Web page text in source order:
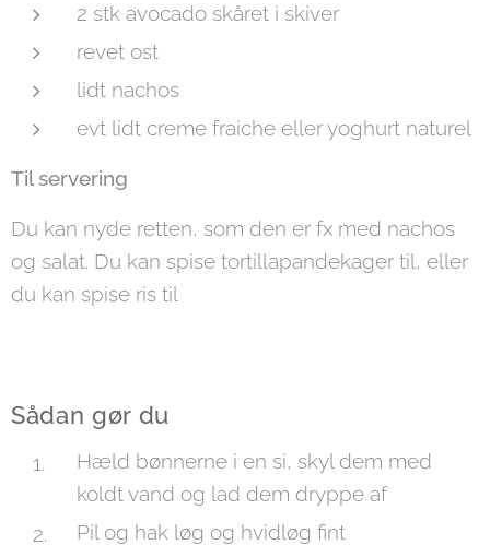
2 stk avocado skåret i skiver
revet ost
lidt nachos
evt lidt creme fraiche eller yoghurt naturel
Til servering
Du kan nyde retten, som den er fx med nachos
og salat. Du kan spise tortillapandekager til, eller
du kan spise ris til
Sådan gør du
Hæld bønnerne i en si, skyl dem med
koldt vand og lad dem dryppe af
Pil og hak løg og hvidløg fint